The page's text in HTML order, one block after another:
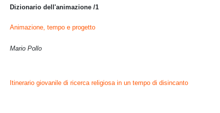
Dizionario dell'animazione /1
Animazione, tempo e progetto
Mario Pollo
Itinerario giovanile di ricerca religiosa in un tempo di disincanto